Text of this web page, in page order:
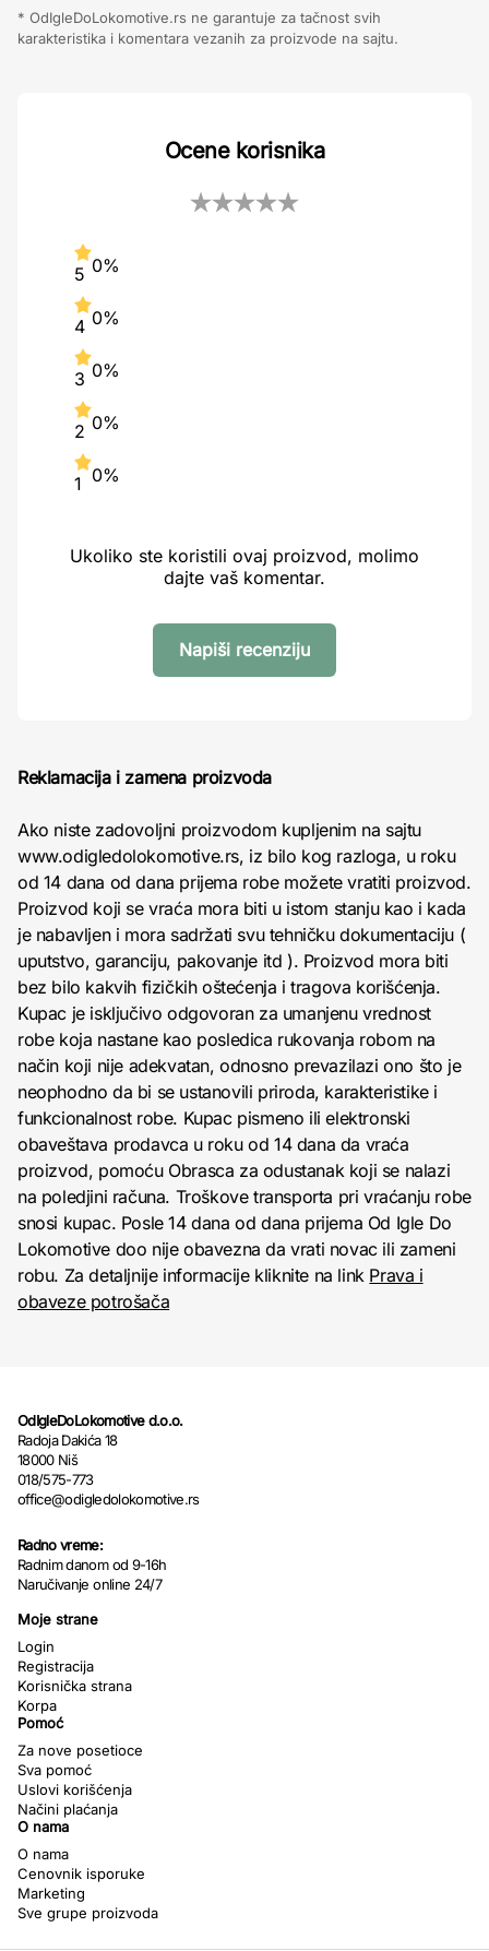
* OdIgleDoLokomotive.rs ne garantuje za tačnost svih
karakteristika i komentara vezanih za proizvode na sajtu.
Ocene korisnika
5 0%
4 0%
3 0%
2 0%
1 0%
Ukoliko ste koristili ovaj proizvod, molimo
dajte vaš komentar.
Napiši recenziju
Reklamacija i zamena proizvoda
Ako niste zadovoljni proizvodom kupljenim na sajtu
www.odigledolokomotive.rs, iz bilo kog razloga, u roku
od 14 dana od dana prijema robe možete vratiti proizvod.
Proizvod koji se vraća mora biti u istom stanju kao i kada
je nabavljen i mora sadržati svu tehničku dokumentaciju (
uputstvo, garanciju, pakovanje itd ). Proizvod mora biti
bez bilo kakvih fizičkih oštećenja i tragova korišćenja.
Kupac je isključivo odgovoran za umanjenu vrednost
robe koja nastane kao posledica rukovanja robom na
način koji nije adekvatan, odnosno prevazilazi ono što je
neophodno da bi se ustanovili priroda, karakteristike i
funkcionalnost robe. Kupac pismeno ili elektronski
obaveštava prodavca u roku od 14 dana da vraća
proizvod, pomoću Obrasca za odustanak koji se nalazi
na poledjini računa. Troškove transporta pri vraćanju robe
snosi kupac. Posle 14 dana od dana prijema Od Igle Do
Lokomotive doo nije obavezna da vrati novac ili zameni
robu. Za detaljnije informacije kliknite na link Prava i
obaveze potrošača
OdIgleDoLokomotive d.o.o.
Radoja Dakića 18
18000 Niš
018/575-773
office@odigledolokomotive.rs
Radno vreme:
Radnim danom od 9-16h
Naručivanje online 24/7
Moje strane
Login
Registracija
Korisnička strana
Korpa
Pomoć
Za nove posetioce
Sva pomoć
Uslovi korišćenja
Načini plaćanja
O nama
O nama
Cenovnik isporuke
Marketing
Sve grupe proizvoda